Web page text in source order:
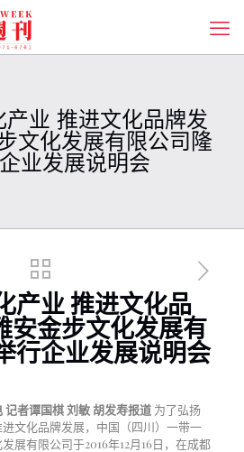
业 推进文化品牌发
文化发展有限公司隆
业发展说明会
产业 推进文化品
金步文化发展有
行企业发展说明会
记者谭国棋 刘敏 胡发寿报道 为了弘扬
文化品牌发展，中国（四川）一带一
展有限公司于2016年12月16日，在成都